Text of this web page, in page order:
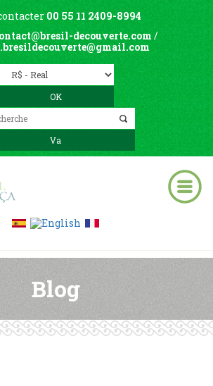
00 55 11 2409-8994
decouverte.com /
Blog